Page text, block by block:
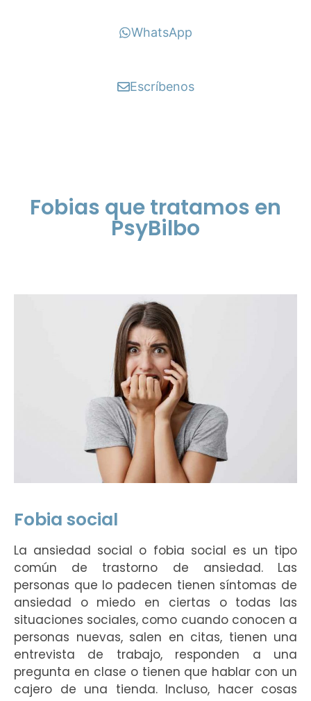
WhatsApp
Escríbenos
Fobias que tratamos en
PsyBilbo
Fobia social
La ansiedad social o fobia social es un tipo
común de trastorno de ansiedad. Las
personas que lo padecen tienen síntomas de
ansiedad o miedo en ciertas o todas las
situaciones sociales, como cuando conocen a
personas nuevas, salen en citas, tienen una
entrevista de trabajo, responden a una
pregunta en clase o tienen que hablar con un
cajero de una tienda. Incluso, hacer cosas